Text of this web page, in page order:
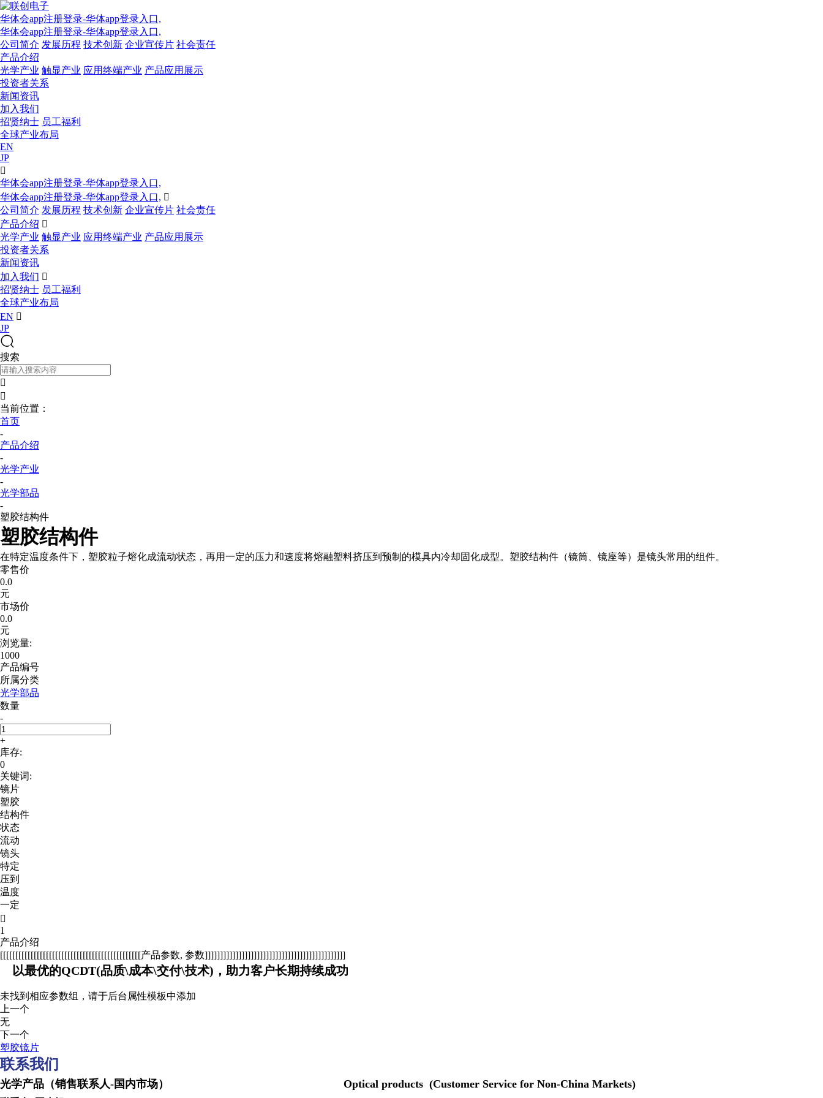
华体会app注册登录-华体app登录入口,
华体会app注册登录-华体app登录入口,
公司简介 发展历程 技术创新 企业宣传片 社会责任
产品介绍
光学产业 触显产业 应用终端产业 产品应用展示
投资者关系
新闻资讯
加入我们
招贤纳士 员工福利
全球产业布局
EN
JP

华体会app注册登录-华体app登录入口,
华体会app注册登录-华体app登录入口, 
公司简介 发展历程 技术创新 企业宣传片 社会责任
产品介绍 
光学产业 触显产业 应用终端产业 产品应用展示
投资者关系
新闻资讯
加入我们 
招贤纳士 员工福利
全球产业布局
EN 
JP
搜索


当前位置：
首页
-
产品介绍
-
光学产业
-
光学部品
-
塑胶结构件
塑胶结构件
在特定温度条件下，塑胶粒子熔化成流动状态，再用一定的压力和速度将熔融塑料挤压到预制的模具内冷却固化成型。塑胶结构件（镜筒、镜座等）是镜头常用的组件。
零售价
0.0
元
市场价
0.0
元
浏览量:
1000
产品编号
所属分类
光学部品
数量
-
+
库存:
0
关键词:
镜片
塑胶
结构件
状态
流动
镜头
特定
压到
温度
一定

1
产品介绍
[[[[[[[[[[[[[[[[[[[[[[[[[[[[[[[[[[[[[[[[[[[[[[产品参数, 参数]]]]]]]]]]]]]]]]]]]]]]]]]]]]]]]]]]]]]]]]]]]]]]
以最优的QCDT(品质\成本\交付\技术)，助力客户长期持续成功
未找到相应参数组，请于后台属性模板中添加
上一个
无
下一个
塑胶镜片
联系我们
光学产品（销售联系人-国内市场） Optical products (Customer Service for Non-China Markets)